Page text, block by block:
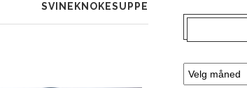
SVINEKNOKESUPPE